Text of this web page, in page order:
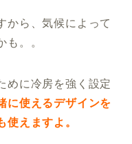
から、気候によって
も。。
めに冷房を強く設定
に使えるデザインを
使えますよ。